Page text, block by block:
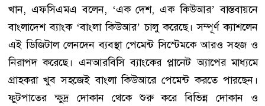
খান, এফসিএমএ বলেন, ‘এক দেশ, এক কিউআর’ বাস্তবায়নে
বাংলাদেশ ব্যাংক ‘বাংলা কিউআর’ চালু করেছে। সম্পূর্ণ ক্যাশলেন
এই ডিজিটাল লেনদেন ব্যবস্থা পেমেন্ট সিস্টেমকে আরও সহজ ও
নিরাপদ করেছে। এনআরবিসি ব্যাংকের প্লানেট অ্যাপের মাধ্যমে
গ্রাহকরা খুব সহজেই বাংলা কিউআরে পেমেন্ট করতে পারছেন।
ফুটপাতের ক্ষুদ্র দোকান থেকে শুরু করে বিভিন্ন দোকান ও